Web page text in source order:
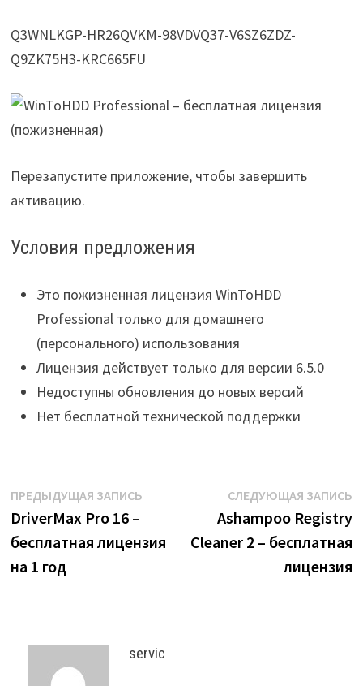
Q3WNLKGP-HR26QVKM-98VDVQ37-V6SZ6ZDZ-
Q9ZK75H3-KRC665FU
Перезапустите приложение, чтобы завершить
активацию.
Условия предложения
Это пожизненная лицензия WinToHDD
Professional только для домашнего
(персонального) использования
Лицензия действует только для версии 6.5.0
Недоступны обновления до новых версий
Нет бесплатной технической поддержки
Навигация
по
записям
ПРЕДЫДУЩАЯ ЗАПИСЬПредыдущая
DriverMax Pro 16 –
бесплатная лицензия
на 1 год
СЛЕДУЮЩАЯ ЗАПИСЬ
Ashampoo Registry
Cleaner 2 – бесплатная
лицензия
servic